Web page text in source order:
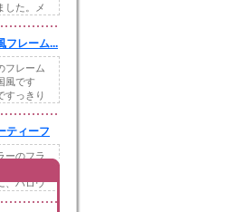
した。メ
フレーム...
フレーム
風です
すっきり
ティーフ
ーのフラ
やコウモ
、ハロウ
イ...